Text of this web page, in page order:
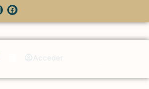
ES Acceder